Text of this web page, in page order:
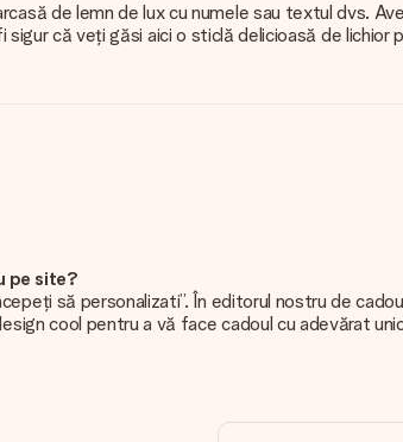
de lemn de lux cu numele sau textul dvs.
că veți găsi aici o sticlă delicioasă de
pe site?
să personalizati”. În editorul nostru de
cool pentru a vă face cadoul cu adevărat